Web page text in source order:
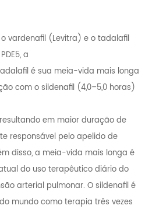
vardenafil (Levitra) e o tadalafil
a
é sua meia-vida mais longa
com o sildenafil (4,0–5,0 horas)
em maior duração de
responsável pelo apelido de
disso, a meia-vida mais longa é
do uso terapêutico diário do
arterial pulmonar. O sildenafil é
mundo como terapia três vezes